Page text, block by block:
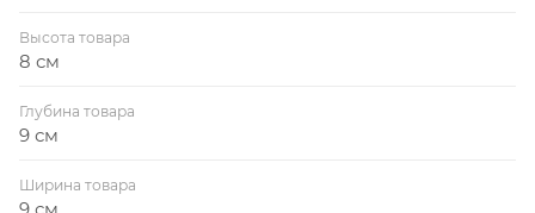
Высота товара
8 см
Глубина товара
9 см
Ширина товара